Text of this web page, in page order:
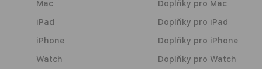
Mac
iPad
iPhone
Watch
Doplňky pro Mac
Doplňky pro iPad
Doplňky pro iPhone
Doplňky pro Watch